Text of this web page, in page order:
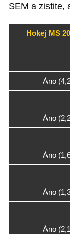
SEM a zistite,
Hokej MS
Áno
Áno
Áno
Áno
Áno